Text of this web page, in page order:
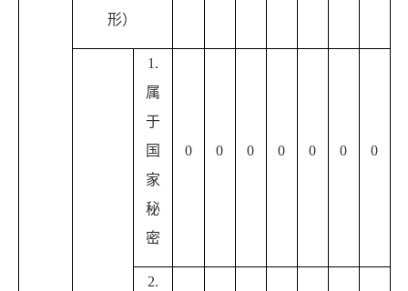
形）
1.
属
于
国
家
秘
密
0 0 0 0 0 0 0
2.